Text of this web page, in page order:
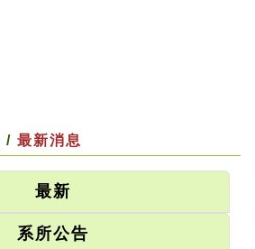
/ 最新消息
最新
系所公告